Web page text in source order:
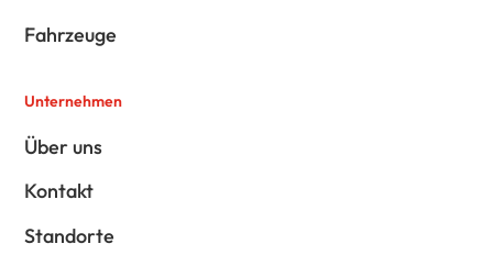
Fahrzeuge
Unternehmen
Über uns
Kontakt
Standorte